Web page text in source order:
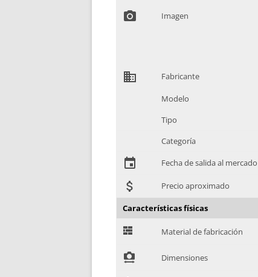
photo_camera Imagen
domain Fabricante
Modelo
Tipo
Categoría
event Fecha de salida al mercado
attach_money Precio aproximado
Características físicas
G Material de fabricación
! Dimensiones